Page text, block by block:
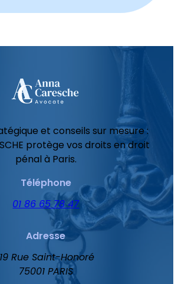
et conseils sur mesure :
protège vos droits en droit
pénal à Paris.
Téléphone
01 86 65 78 47
Adresse
Rue Saint-Honoré
75001 PARIS